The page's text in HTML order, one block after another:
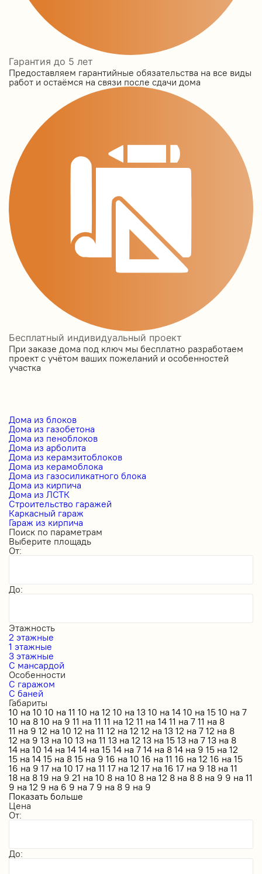
Гарантия до 5 лет
Предоставляем гарантийные обязательства на все виды
работ и остаёмся на связи после сдачи дома
Бесплатный индивидуальный проект
При заказе дома под ключ мы бесплатно разработаем
проект с учётом ваших пожеланий и особенностей
участка
Дома из блоков
Дома из газобетона
Дома из пеноблоков
Дома из арболита
Дома из керамзитоблоков
Дома из керамоблока
Дома из газосиликатного блока
Дома из кирпича
Дома из ЛСТК
Строительство гаражей
Каркасный гараж
Гараж из кирпича
Поиск по параметрам
Выберите площадь
От:
До:
Этажность
2 этажные
1 этажные
3 этажные
С мансардой
Особенности
С гаражом
С баней
Габариты
10 на 10 10 на 11 10 на 12 10 на 13 10 на 14 10 на 15 10 на 7
10 на 8 10 на 9 11 на 11 11 на 12 11 на 14 11 на 7 11 на 8
11 на 9 12 на 10 12 на 11 12 на 12 12 на 13 12 на 7 12 на 8
12 на 9 13 на 10 13 на 11 13 на 12 13 на 15 13 на 7 13 на 8
14 на 10 14 на 14 14 на 15 14 на 7 14 на 8 14 на 9 15 на 12
15 на 14 15 на 8 15 на 9 16 на 10 16 на 11 16 на 12 16 на 15
16 на 9 17 на 10 17 на 11 17 на 12 17 на 16 17 на 9 18 на 11
18 на 8 19 на 9 21 на 10 8 на 10 8 на 12 8 на 8 8 на 9 9 на 11
9 на 12 9 на 6 9 на 7 9 на 8 9 на 9
Показать больше
Цена
От:
До: